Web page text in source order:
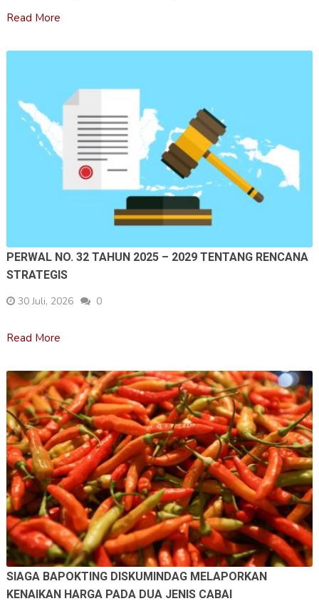
Read More
PERWAL NO. 32 TAHUN 2025 – 2029 TENTANG RENCANA
STRATEGIS
30 Juli, 2026
0
Read More
SIAGA BAPOKTING DISKUMINDAG MELAPORKAN
KENAIKAN HARGA PADA DUA JENIS CABAI